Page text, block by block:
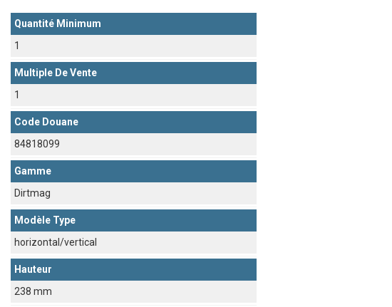
Quantité Minimum
1
Multiple De Vente
1
Code Douane
84818099
Gamme
Dirtmag
Modèle Type
horizontal/vertical
Hauteur
238 mm